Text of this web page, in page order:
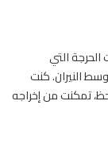
التي
النيران. كنت
تمكنت من إخراجه